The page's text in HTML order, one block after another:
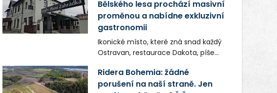
Bělského lesa prochází masivní
proměnou a nabídne exkluzivní
gastronomii
Ikonické místo, které zná snad každý
Ostravan, restaurace Dakota, píše
společnost Dang Investment Group
s.r.o. investuje do projektu přes 50
Ridera Bohemia: žádné
porušení na naší straně. Jen